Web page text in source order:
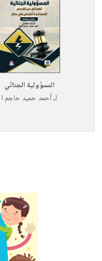
المسؤولية الجنائي
لـأحمد حميد حاجم ا